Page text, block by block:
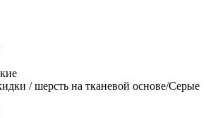
/ шерсть на тканевой основе/Серые